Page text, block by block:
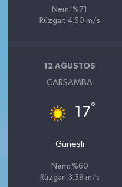
Nem: %71
Rüzgar: 4.50 m/s
12 AĞUSTOS
ÇARŞAMBA
17°
Güneşli
Nem: %60
Rüzgar: 3.39 m/s